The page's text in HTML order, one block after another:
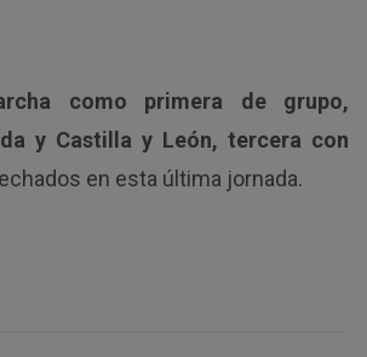
como primera de grupo,
y Castilla y León, tercera con
en esta última jornada.